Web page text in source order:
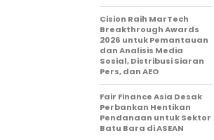
Cision Raih MarTech
Breakthrough Awards
2026 untuk Pemantauan
dan Analisis Media
Sosial, Distribusi Siaran
Pers, dan AEO
Fair Finance Asia Desak
Perbankan Hentikan
Pendanaan untuk Sektor
Batu Bara di ASEAN